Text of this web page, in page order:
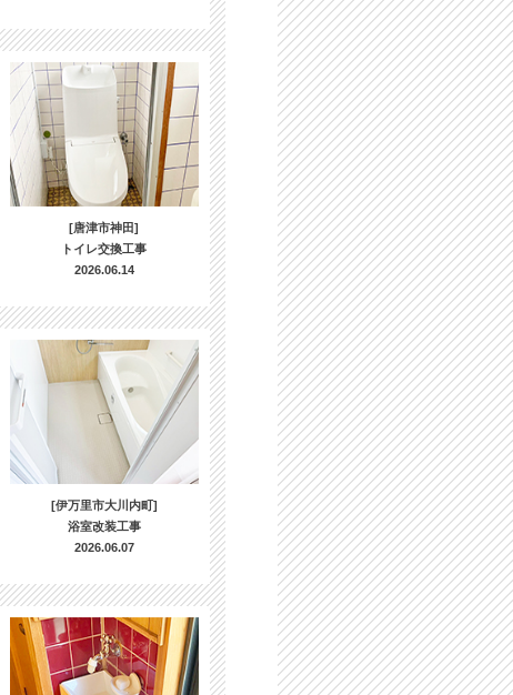
[唐津市神田]
トイレ交換工事
2026.06.14
[伊万里市大川内町]
浴室改装工事
2026.06.07